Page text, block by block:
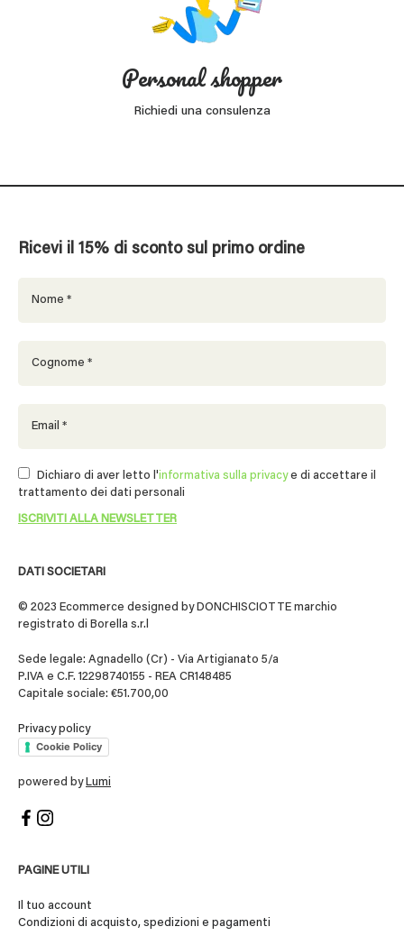
Personal shopper
Richiedi una consulenza
DATI SOCIETARI
© 2023 Ecommerce designed by DONCHISCIOTTE marchio
registrato di Borella s.r.l
Sede legale: Agnadello (Cr) - Via Artigianato 5/a
P.IVA e C.F. 12298740155 - REA CR148485
Capitale sociale: €51.700,00
Privacy policy
Cookie Policy
powered by Lumi
PAGINE UTILI
Il tuo account
Condizioni di acquisto, spedizioni e pagamenti
Ricevi il 15% di sconto sul primo ordine
Dichiaro di aver letto l'informativa sulla privacye di accettare il
trattamento dei dati personali